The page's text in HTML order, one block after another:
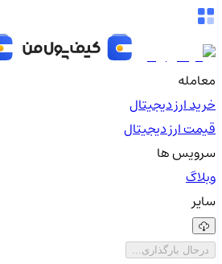
معامله
خرید ارز دیجیتال
قیمت ارز دیجیتال
سرویس ها
وبلاگ
سایر
درحال بارگذاری...